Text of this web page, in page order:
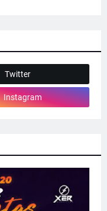
Twitter
Instagram